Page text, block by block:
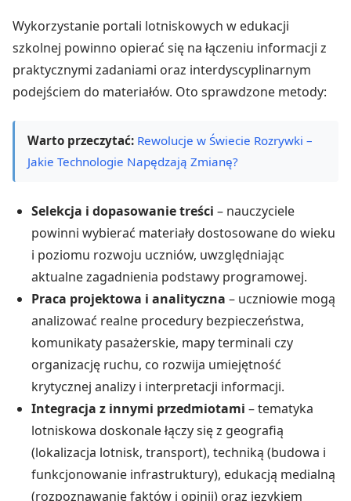
Wykorzystanie portali lotniskowych w edukacji
szkolnej powinno opierać się na łączeniu informacji z
praktycznymi zadaniami oraz interdyscyplinarnym
podejściem do materiałów. Oto sprawdzone metody:
Warto przeczytać: Rewolucje w Świecie Rozrywki –
Jakie Technologie Napędzają Zmianę?
Selekcja i dopasowanie treści – nauczyciele
powinni wybierać materiały dostosowane do wieku
i poziomu rozwoju uczniów, uwzględniając
aktualne zagadnienia podstawy programowej.
Praca projektowa i analityczna – uczniowie mogą
analizować realne procedury bezpieczeństwa,
komunikaty pasażerskie, mapy terminali czy
organizację ruchu, co rozwija umiejętność
krytycznej analizy i interpretacji informacji.
Integracja z innymi przedmiotami – tematyka
lotniskowa doskonale łączy się z geografią
(lokalizacja lotnisk, transport), techniką (budowa i
funkcjonowanie infrastruktury), edukacją medialną
(rozpoznawanie faktów i opinii) oraz językiem